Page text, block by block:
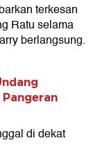
terkesan
Ratu selama
berlangsung.
di dekat